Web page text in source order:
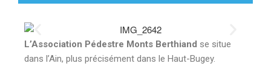
L’Association Pédestre Monts Berthiand se situe
dans l’Ain, plus précisément dans le Haut-Bugey.